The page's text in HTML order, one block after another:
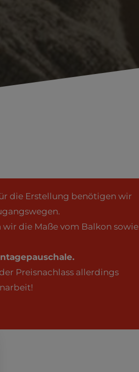
die Erstellung benötigen wir
die Maße vom Balkon sowie
Preisnachlass allerdings